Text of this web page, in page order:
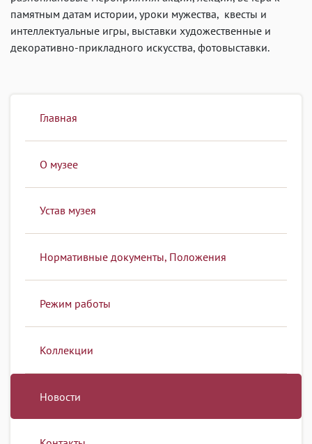
памятным датам истории, уроки мужества, квесты и
интеллектуальные игры, выставки художественные и
декоративно-прикладного искусства, фотовыставки.
Главная
О музее
Устав музея
Нормативные документы, Положения
Режим работы
Коллекции
Новости